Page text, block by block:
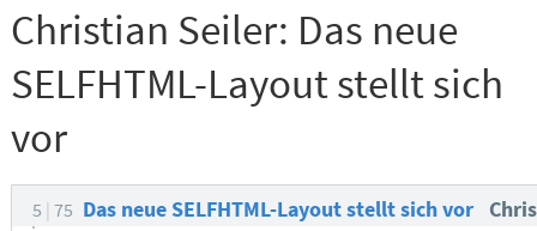
Christian Seiler: Das neue
SELFHTML-Layout stellt sich
vor
5 75 Das neue SELFHTML-Layout stellt sich vor